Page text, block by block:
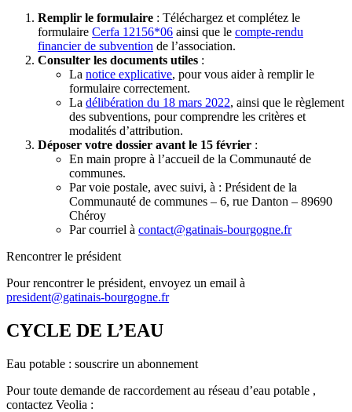
Remplir le formulaire : Téléchargez et complétez le
formulaire Cerfa 12156*06 ainsi que le compte-rendu
financier de subvention de l’association.
Consulter les documents utiles :
La notice explicative, pour vous aider à remplir le
formulaire correctement.
La délibération du 18 mars 2022, ainsi que le règlement
des subventions, pour comprendre les critères et
modalités d’attribution.
Déposer votre dossier avant le 15 février :
En main propre à l’accueil de la Communauté de
communes.
Par voie postale, avec suivi, à : Président de la
Communauté de communes – 6, rue Danton – 89690
Chéroy
Par courriel à contact@gatinais-bourgogne.fr
Rencontrer le président
Pour rencontrer le président, envoyez un email à
president@gatinais-bourgogne.fr
CYCLE DE L’EAU
Eau potable : souscrire un abonnement
Pour toute demande de raccordement au réseau d’eau potable ,
contactez Veolia :